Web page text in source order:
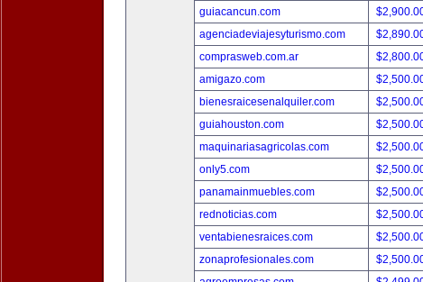
guiacancun.com
agenciadeviajesyturismo.com
comprasweb.com.ar
amigazo.com
bienesraicesenalquiler.com
guiahouston.com
maquinariasagricolas.com
only5.com
panamainmuebles.com
rednoticias.com
ventabienesraices.com
zonaprofesionales.com